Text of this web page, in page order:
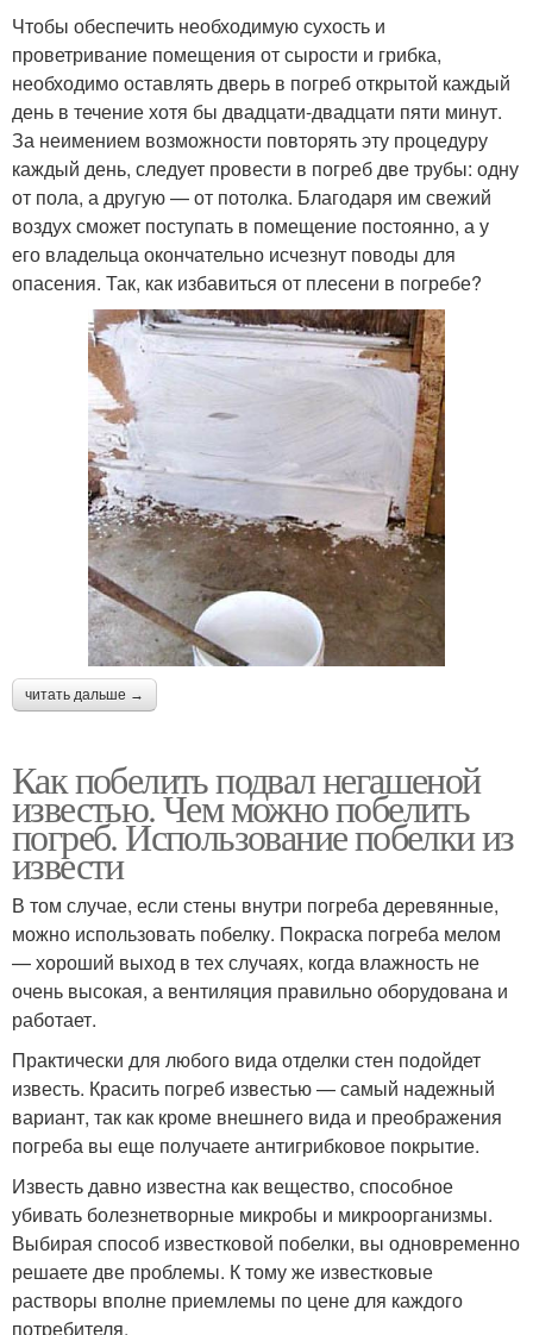
Чтобы обеспечить необходимую сухость и
проветривание помещения от сырости и грибка,
необходимо оставлять дверь в погреб открытой каждый
день в течение хотя бы двадцати-двадцати пяти минут.
За неимением возможности повторять эту процедуру
каждый день, следует провести в погреб две трубы: одну
от пола, а другую — от потолка. Благодаря им свежий
воздух сможет поступать в помещение постоянно, а у
его владельца окончательно исчезнут поводы для
опасения. Так, как избавиться от плесени в погребе?
читать дальше →
Как побелить подвал негашеной
известью. Чем можно побелить
погреб. Использование побелки из
извести
В том случае, если стены внутри погреба деревянные,
можно использовать побелку. Покраска погреба мелом
— хороший выход в тех случаях, когда влажность не
очень высокая, а вентиляция правильно оборудована и
работает.
Практически для любого вида отделки стен подойдет
известь. Красить погреб известью — самый надежный
вариант, так как кроме внешнего вида и преображения
погреба вы еще получаете антигрибковое покрытие.
Известь давно известна как вещество, способное
убивать болезнетворные микробы и микроорганизмы.
Выбирая способ известковой побелки, вы одновременно
решаете две проблемы. К тому же известковые
растворы вполне приемлемы по цене для каждого
потребителя.